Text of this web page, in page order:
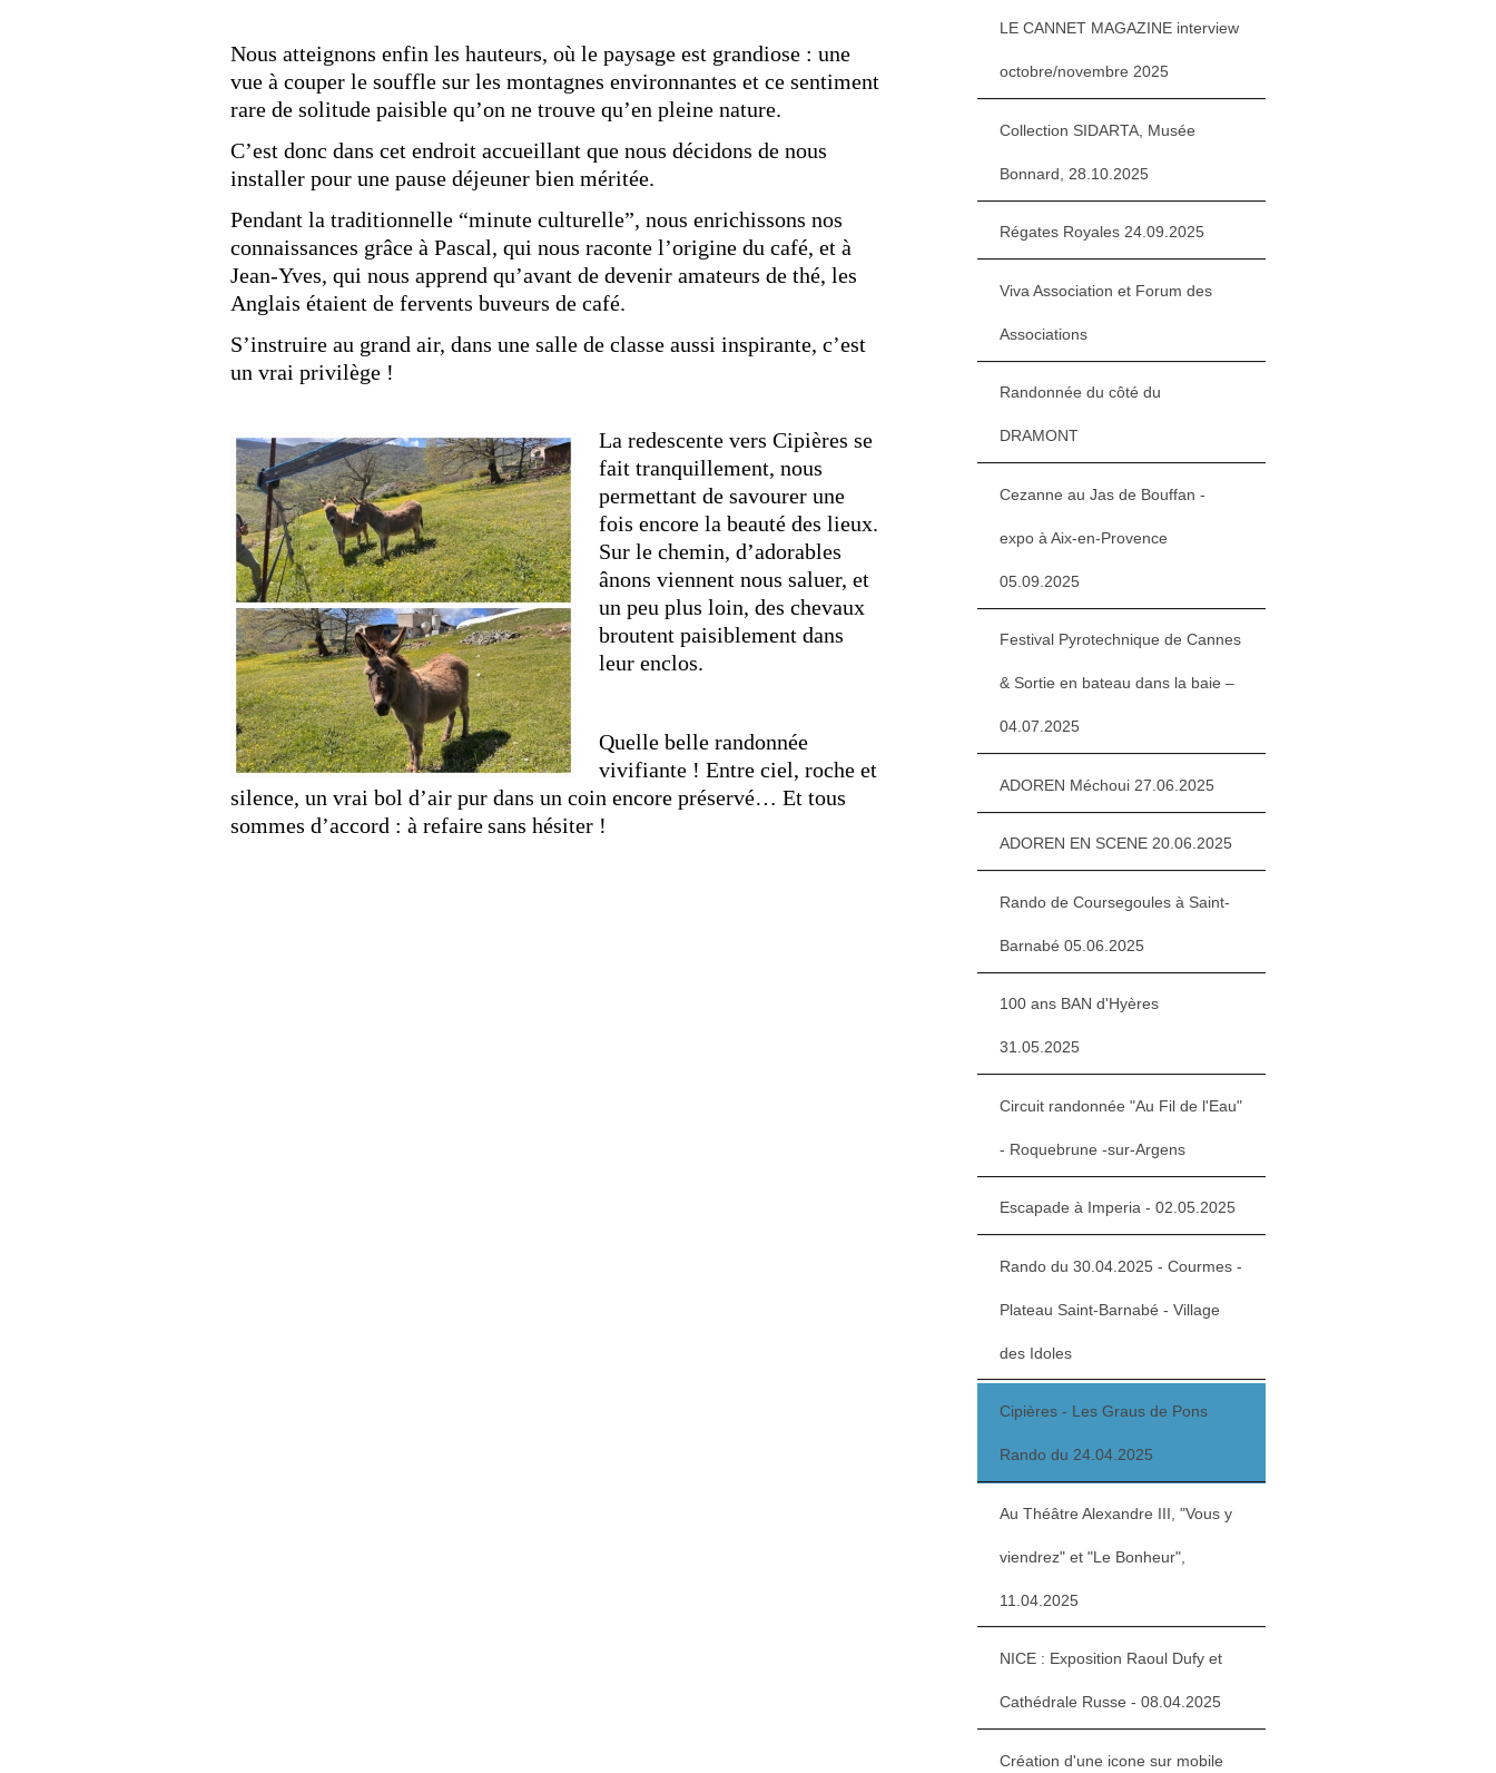
Nous atteignons enfin les hauteurs, où le paysage est grandiose : une
vue à couper le souffle sur les montagnes environnantes et ce sentiment
rare de solitude paisible qu’on ne trouve qu’en pleine nature.
C’est donc dans cet endroit accueillant que nous décidons de nous
installer pour une pause déjeuner bien méritée.
Pendant la traditionnelle “minute culturelle”, nous enrichissons nos
connaissances grâce à Pascal, qui nous raconte l’origine du café, et à
Jean-Yves, qui nous apprend qu’avant de devenir amateurs de thé, les
Anglais étaient de fervents buveurs de café.
S’instruire au grand air, dans une salle de classe aussi inspirante, c’est
un vrai privilège !
La redescente vers Cipières se
fait tranquillement, nous
permettant de savourer une
fois encore la beauté des lieux.
Sur le chemin, d’adorables
ânons viennent nous saluer, et
un peu plus loin, des chevaux
broutent paisiblement dans
leur enclos.
Quelle belle randonnée
vivifiante ! Entre ciel, roche et
silence, un vrai bol d’air pur dans un coin encore préservé… Et tous
sommes d’accord : à refairesans hésiter !
LE CANNET MAGAZINE interview
octobre/novembre 2025
Collection SIDARTA, Musée
Bonnard, 28.10.2025
Régates Royales 24.09.2025
Viva Association et Forum des
Associations
Randonnée du côté du
DRAMONT
Cezanne au Jas de Bouffan -
expo à Aix-en-Provence
05.09.2025
Festival Pyrotechnique de Cannes
& Sortie en bateau dans la baie –
04.07.2025
ADOREN Méchoui 27.06.2025
ADOREN EN SCENE 20.06.2025
Rando de Coursegoules à Saint-
Barnabé 05.06.2025
100 ans BAN d'Hyères
31.05.2025
Circuit randonnée "Au Fil de l'Eau"
- Roquebrune -sur-Argens
Escapade à Imperia - 02.05.2025
Rando du 30.04.2025 - Courmes -
Plateau Saint-Barnabé - Village
des Idoles
Cipières - Les Graus de Pons
Rando du 24.04.2025
Au Théâtre Alexandre III, "Vous y
viendrez" et "Le Bonheur",
11.04.2025
NICE : Exposition Raoul Dufy et
Cathédrale Russe - 08.04.2025
Création d'une icone sur mobile